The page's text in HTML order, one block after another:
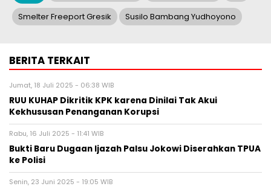
Smelter Freeport Gresik Susilo Bambang Yudhoyono
BERITA TERKAIT
Jumat, 18 Juli 2025 - 06:38 WIB
RUU KUHAP Dikritik KPK karena Dinilai Tak Akui
Kekhususan Penanganan Korupsi
Rabu, 16 Juli 2025 - 11:41 WIB
Bukti Baru Dugaan Ijazah Palsu Jokowi Diserahkan TPUA
ke Polisi
Senin, 23 Juni 2025 - 19:05 WIB